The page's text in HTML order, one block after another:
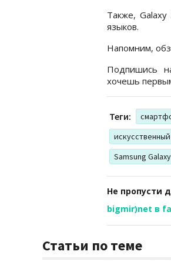
Также,
языков.
Напомним,
Подпишись
хочешь
Теги:
Samsung
Не пропусти
bigmir)net в
Статьи по теме